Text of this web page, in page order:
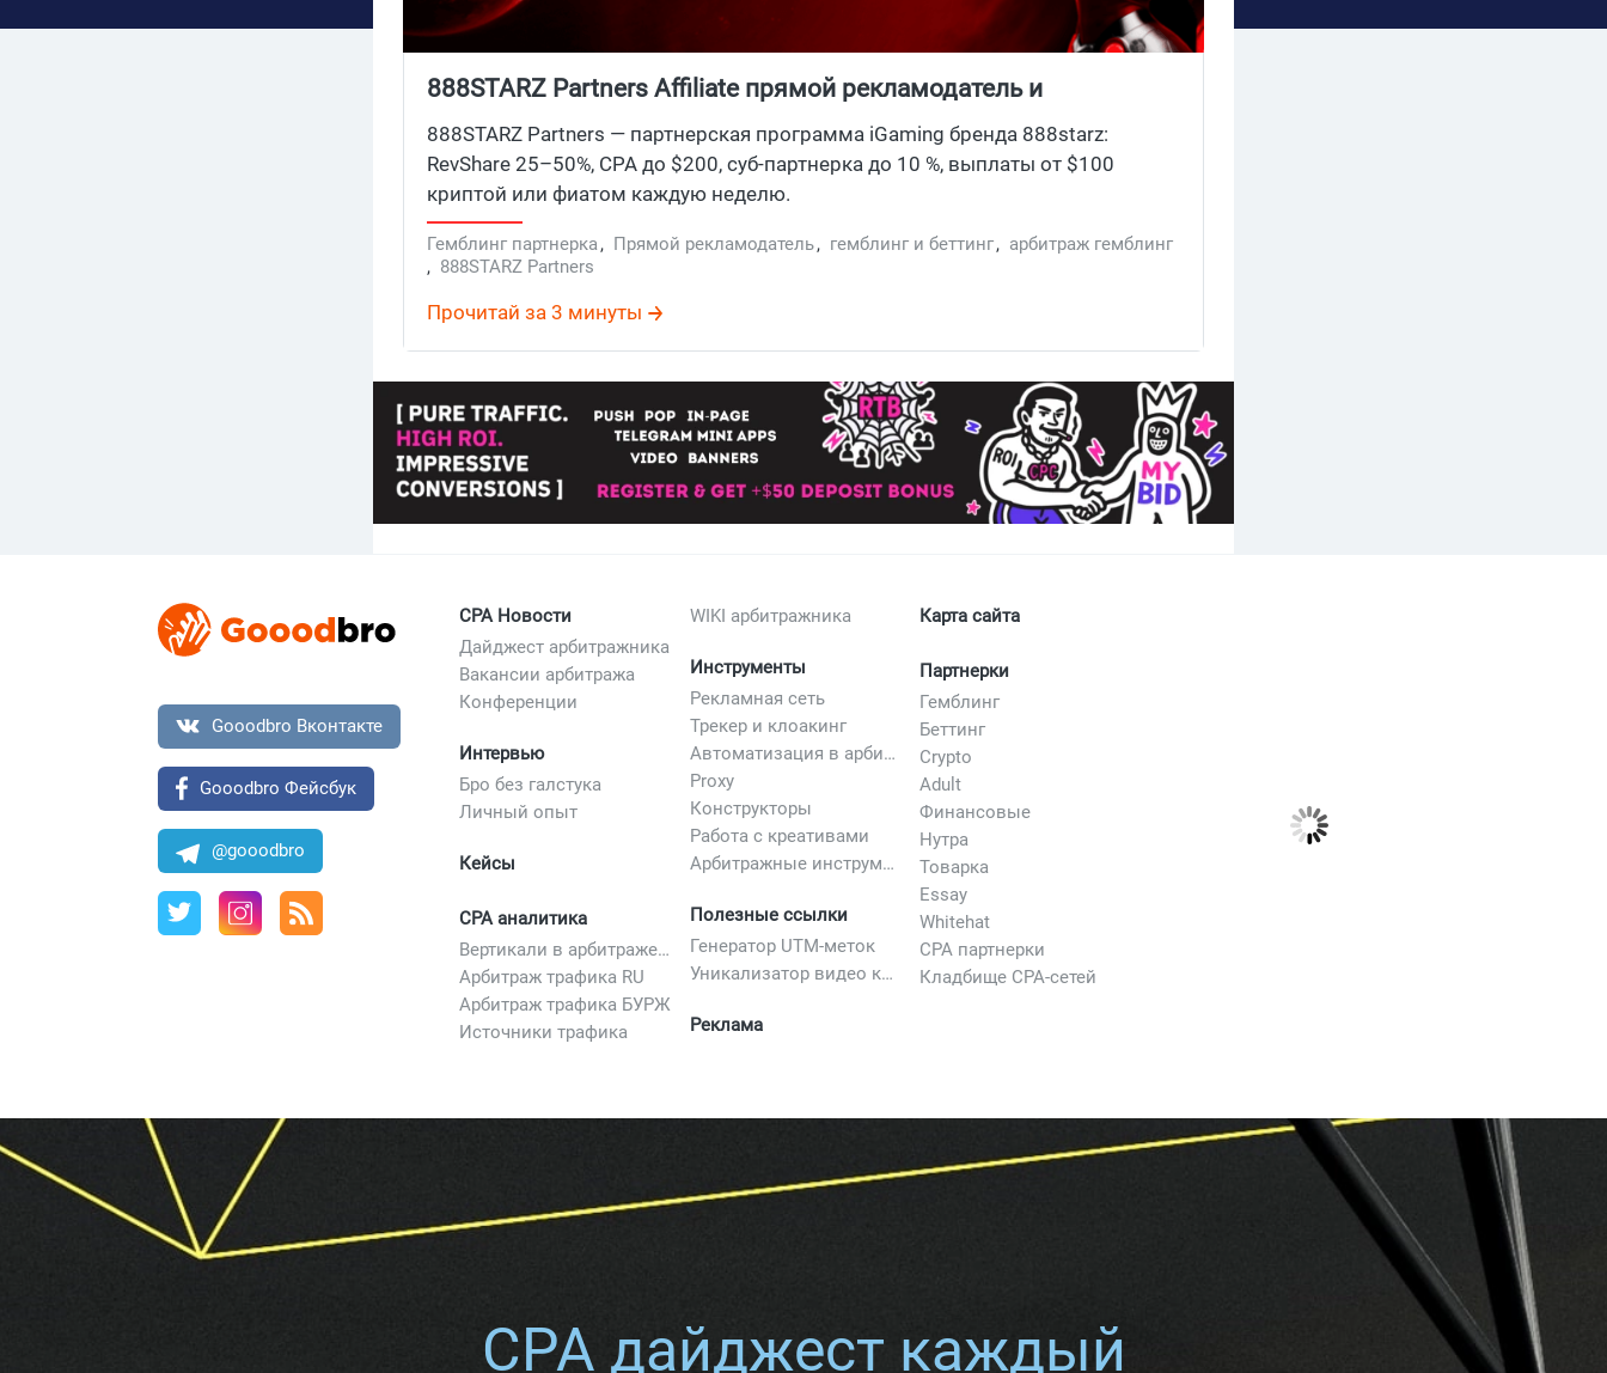
888STARZ Partners Affiliate прямой рекламодатель и
партнерская программа
888STARZ Partners — партнерская программа iGaming бренда 888starz:
RevShare 25–50%, CPA до $200, суб‑партнерка до 10 %, выплаты от $100
криптой или фиатом каждую неделю.
Гемблинг партнерка, Прямой рекламодатель, гемблинг и беттинг, арбитраж гемблинг
, 888STARZ Partners
Прочитай за 3 минуты
Gooodbro Вконтакте
Gooodbro Фейсбук
@gooodbro
CPA Новости
Дайджест арбитражника
Вакансии арбитража
Конференции
Интервью
Бро без галстука
Личный опыт
Кейсы
CPA аналитика
Вертикали в арбитраже трафика
Арбитраж трафика RU
Арбитраж трафика БУРЖ
Источники трафика
WIKI арбитражника
Инструменты
Рекламная сеть
Трекер и клоакинг
Автоматизация в арбитраже
Proxy
Конструкторы
Работа с креативами
Арбитражные инструменты
Полезные ссылки
Генератор UTM-меток
Уникализатор видео креативов
Реклама
Карта сайта
Партнерки
Гемблинг
Беттинг
Crypto
Adult
Финансовые
Нутра
Товарка
Essay
Whitehat
CPA партнерки
Кладбище CPA-сетей
CPA дайджест каждый